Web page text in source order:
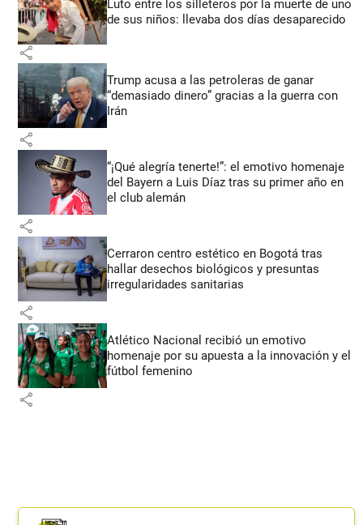
Luto entre los silleteros por la muerte de uno
de sus niños: llevaba dos días desaparecido
share
Trump acusa a las petroleras de ganar
“demasiado dinero” gracias a la guerra con
Irán
share
“¡Qué alegría tenerte!”: el emotivo homenaje
del Bayern a Luis Díaz tras su primer año en
el club alemán
share
Cerraron centro estético en Bogotá tras
hallar desechos biológicos y presuntas
irregularidades sanitarias
share
Atlético Nacional recibió un emotivo
homenaje por su apuesta a la innovación y el
fútbol femenino
share